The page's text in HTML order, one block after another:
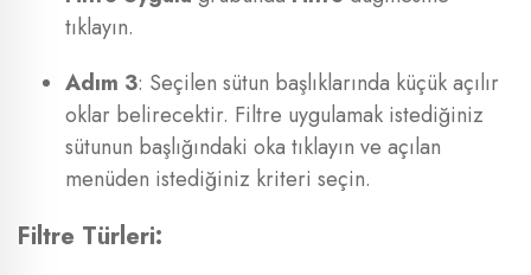
tıklayın.
Adım 3: Seçilen sütun başlıklarında küçük açılır
oklar belirecektir. Filtre uygulamak istediğiniz
sütunun başlığındaki oka tıklayın ve açılan
menüden istediğiniz kriteri seçin.
Filtre Türleri: